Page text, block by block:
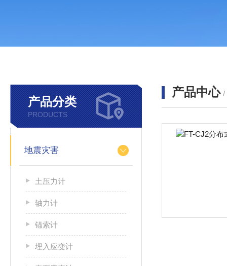
产品分类
PRODUCTS
地震灾害
土压力计
轴力计
锚索计
埋入应变计
产品中心 /